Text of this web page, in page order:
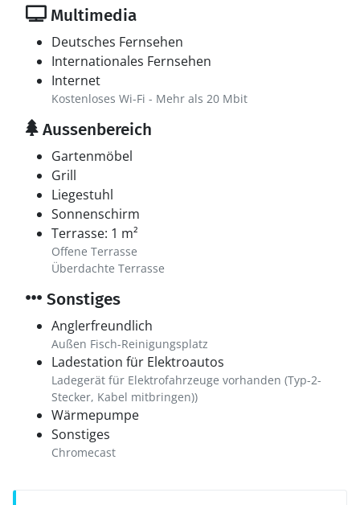
Multimedia
Deutsches Fernsehen
Internationales Fernsehen
Internet
Kostenloses Wi-Fi - Mehr als 20 Mbit
Aussenbereich
Gartenmöbel
Grill
Liegestuhl
Sonnenschirm
Terrasse: 1 m²
Offene Terrasse
Überdachte Terrasse
Sonstiges
Anglerfreundlich
Außen Fisch-Reinigungsplatz
Ladestation für Elektroautos
Ladegerät für Elektrofahrzeuge vorhanden (Typ-2-
Stecker, Kabel mitbringen))
Wärmepumpe
Sonstiges
Chromecast